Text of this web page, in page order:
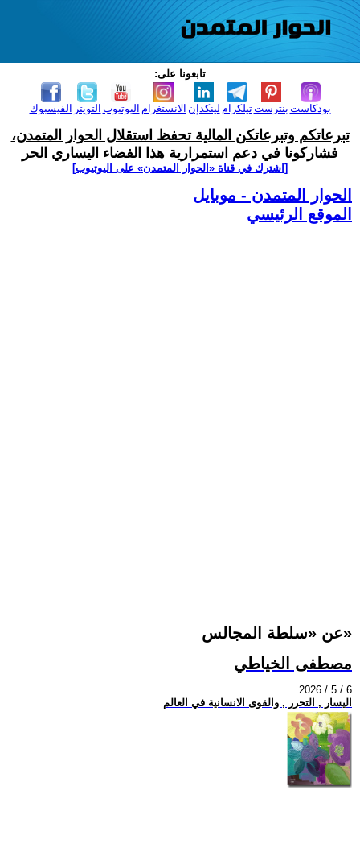
تابعونا على:
الفيسبوك التويتر اليوتيوب الانستغرام لينكدإن تيلكرامبنترست بودكاست
تبرعاتكم وتبرعاتكن المالية تحفظ استقلال الحوار المتمدن،
فشاركونا في دعم استمرارية هذا الفضاء اليساري الحر
[اشترك في قناة ‫«الحوار المتمدن» على اليوتيوب]
الحوار المتمدن - موبايل
الموقع الرئيسي
عن «سلطة المجالس»
مصطفى الخياطي
2026 / 5 / 6
اليسار , التحرر , والقوى الانسانية في العالم